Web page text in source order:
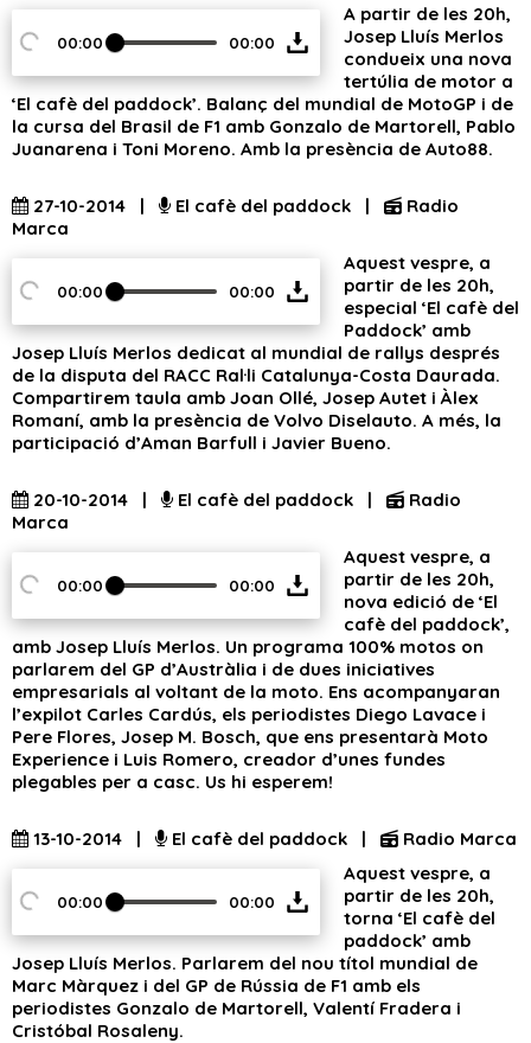
00:00 00:00
A partir de les 20h,
Josep Lluís Merlos
condueix una nova
tertúlia de motor a
‘El cafè del paddock’. Balanç del mundial de MotoGP i de
la cursa del Brasil de F1 amb Gonzalo de Martorell, Pablo
Juanarena i Toni Moreno. Amb la presència de Auto88.
27-10-2014 | El cafè del paddock |
Radio
Marca
00:00 00:00
Aquest vespre, a
partir de les 20h,
especial ‘El cafè del
Paddock’ amb
Josep Lluís Merlos dedicat al mundial de rallys després
de la disputa del RACC Ral·li Catalunya-Costa Daurada.
Compartirem taula amb Joan Ollé, Josep Autet i Àlex
Romaní, amb la presència de Volvo Diselauto. A més, la
participació d’Aman Barfull i Javier Bueno.
20-10-2014 | El cafè del paddock |
Radio
Marca
00:00 00:00
Aquest vespre, a
partir de les 20h,
nova edició de ‘El
cafè del paddock’,
amb Josep Lluís Merlos. Un programa 100% motos on
parlarem del GP d’Austràlia i de dues iniciatives
empresarials al voltant de la moto. Ens acompanyaran
l’expilot Carles Cardús, els periodistes Diego Lavace i
Pere Flores, Josep M. Bosch, que ens presentarà Moto
Experience i Luis Romero, creador d’unes fundes
plegables per a casc. Us hi esperem!
13-10-2014 | El cafè del paddock | Radio Marca
00:00 00:00
Aquest vespre, a
partir de les 20h,
torna ‘El cafè del
paddock’ amb
Josep Lluís Merlos. Parlarem del nou títol mundial de
Marc Màrquez i del GP de Rússia de F1 amb els
periodistes Gonzalo de Martorell, Valentí Fradera i
Cristóbal Rosaleny.